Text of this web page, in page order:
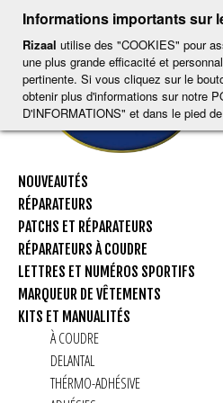
Informations importants sur
Rizaal utilise des "COOKIES" pour
une plus grande efficacité et
pertinente. Si vous cliquez sur le
obtenir plus d'informations sur notre
D'INFORMATIONS" et dans le pied
- ESP-ENG-CAT-FRA-DEU
NOUVEAUTÉS
RÉPARATEURS
PATCHS ET RÉPARATEURS
RÉPARATEURS À COUDRE
LETTRES ET NUMÉROS SPORTIFS
MARQUEUR DE VÊTEMENTS
KITS ET MANUALITÉS
À COUDRE
DELANTAL
THÉRMO-ADHÉSIVE